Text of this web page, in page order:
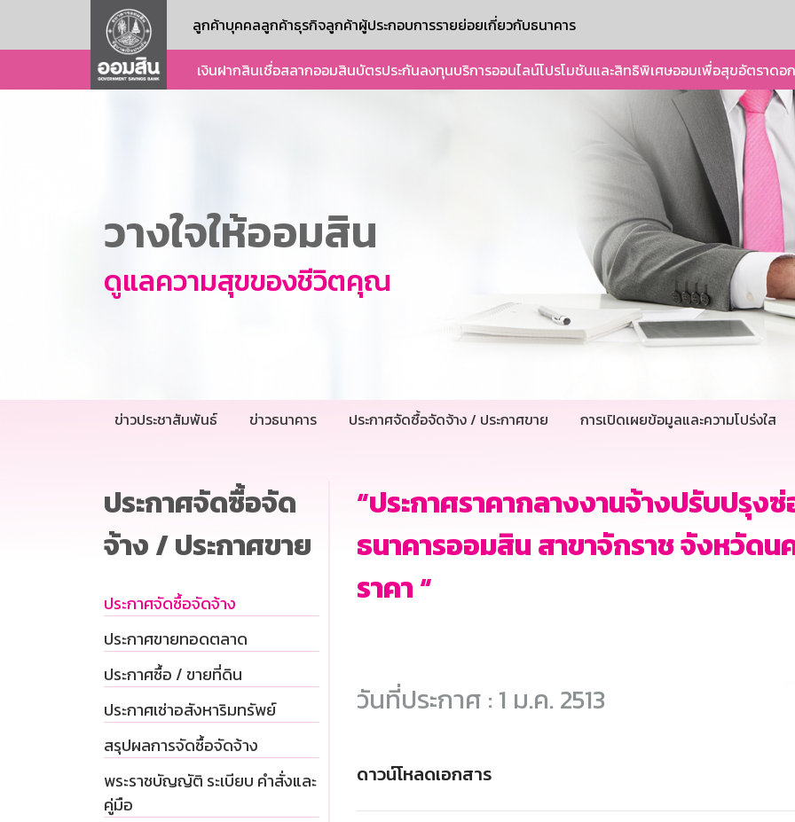
ลูกค้าบุคคลลูกค้าธุรกิจลูกค้าผู้ประกอบการรายย่อยเกี่ยวกับธนาคาร
เงินฝากสินเชื่อสลากออมสินบัตรประกันลงทุนบริการออนไลน์โปรโมชันและสิทธิพิเศษออมเพื่อสุขอัตราดอ
วางใจให้ออมสิน
ดูแลความสุขของชีวิตคุณ
ข่าวประชาสัมพันธ์ ข่าวธนาคาร ประกาศจัดซื้อจัดจ้าง / ประกาศขาย การเปิดเผยข้อมูลและความโปร่งใส
ประกาศจัดซื้อจัด
จ้าง / ประกาศขาย
ประกาศจัดซื้อจัดจ้าง
ประกาศขายทอดตลาด
ประกาศซื้อ / ขายที่ดิน
ประกาศเช่าอสังหาริมทรัพย์
สรุปผลการจัดซื้อจัดจ้าง
พระราชบัญญัติ ระเบียบ คำสั่งและ
คู่มือ
“ประกาศราคากลางงานจ้างปรับปรุง
ธนาคารออมสิน สาขาจักราช จังหวัด
ราคา “
วันที่ประกาศ : 1 ม.ค. 2513
ดาวน์โหลดเอกสาร